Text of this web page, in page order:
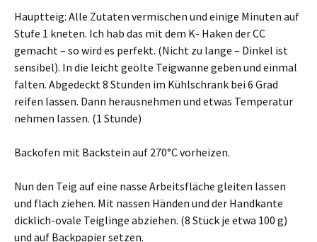
Hauptteig: Alle Zutaten vermischen und einige Minuten auf
Stufe 1 kneten. Ich hab das mit dem K- Haken der CC
gemacht – so wird es perfekt. (Nicht zu lange – Dinkel ist
sensibel). In die leicht geölte Teigwanne geben und einmal
falten. Abgedeckt 8 Stunden im Kühlschrank bei 6 Grad
reifen lassen. Dann herausnehmen und etwas Temperatur
nehmen lassen. (1 Stunde)
Backofen mit Backstein auf 270°C vorheizen.
Nun den Teig auf eine nasse Arbeitsfläche gleiten lassen
und flach ziehen. Mit nassen Händen und der Handkante
dicklich-ovale Teiglinge abziehen. (8 Stück je etwa 100 g)
und auf Backpapier setzen.